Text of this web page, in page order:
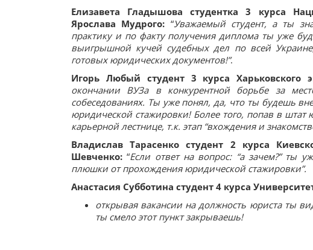
Елизавета Гладышова студентка 3 курса
Ярослава Мудрого: “Уважаемый студент, а ты
практику и по факту получения диплома ты уже
выигрышной кучей судебных дел по всей
готовых юридических документов!”.
Игорь Любый студент 3 курса Харьковского
окончании ВУЗа в конкурентной борьбе за
собеседованиях. Ты уже понял, да, что ты будешь
юридической стажировки! Более того, попав в
карьерной лестнице, т.к. этап “вхождения и
Владислав Тарасенко студент 2 курса
Шевченко: “Если ответ на вопрос: “а зачем?” ты
плюшки от прохождения юридической стажировки”.
Анастасия Субботина студент 4 курса
открывая вакансии на должность юриста ты
ты смело этот пункт закрываешь!